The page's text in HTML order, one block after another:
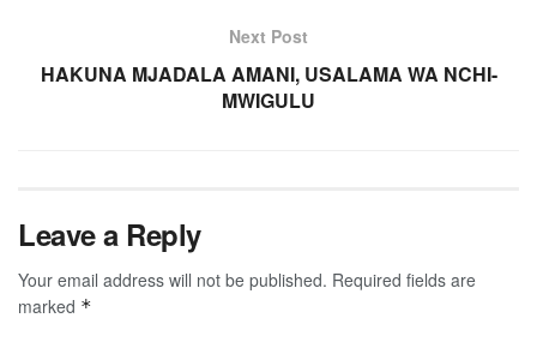
Next Post
HAKUNA MJADALA AMANI, USALAMA WA NCHI-
MWIGULU
Leave a Reply
Your email address will not be published. Required fields are
marked *